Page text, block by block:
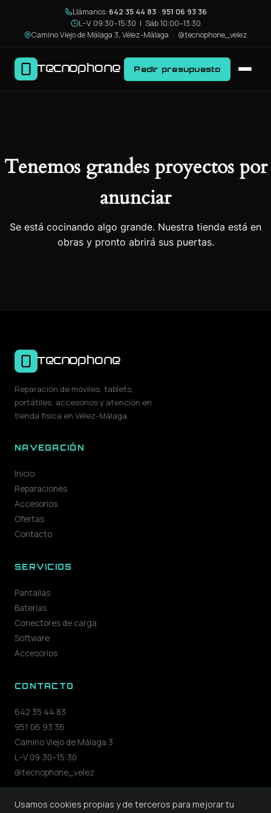
Llámanos: 642 35 44 83· 951 06 93 36
L–V 09:30–15:30 | Sáb 10:00–13:30
Camino Viejo de Málaga 3, Vélez-Málaga · @tecnophone_velez
Tecnophone Pedir presupuesto
Tenemos grandes proyectos por
anunciar
Se está cocinando algo grande. Nuestra tienda está en
obras y pronto abrirá sus puertas.
Tecnophone
Reparación de móviles, tablets,
portátiles, accesorios y atención en
tienda física en Vélez-Málaga.
NAVEGACIÓN
Inicio
Reparaciones
Accesorios
Ofertas
Contacto
SERVICIOS
Pantallas
Baterías
Conectores de carga
Software
Accesorios
CONTACTO
642 35 44 83
951 06 93 36
Camino Viejo de Málaga 3
L–V 09:30–15:30
@tecnophone_velez
Usamos cookies propias y de terceros para mejorar tu